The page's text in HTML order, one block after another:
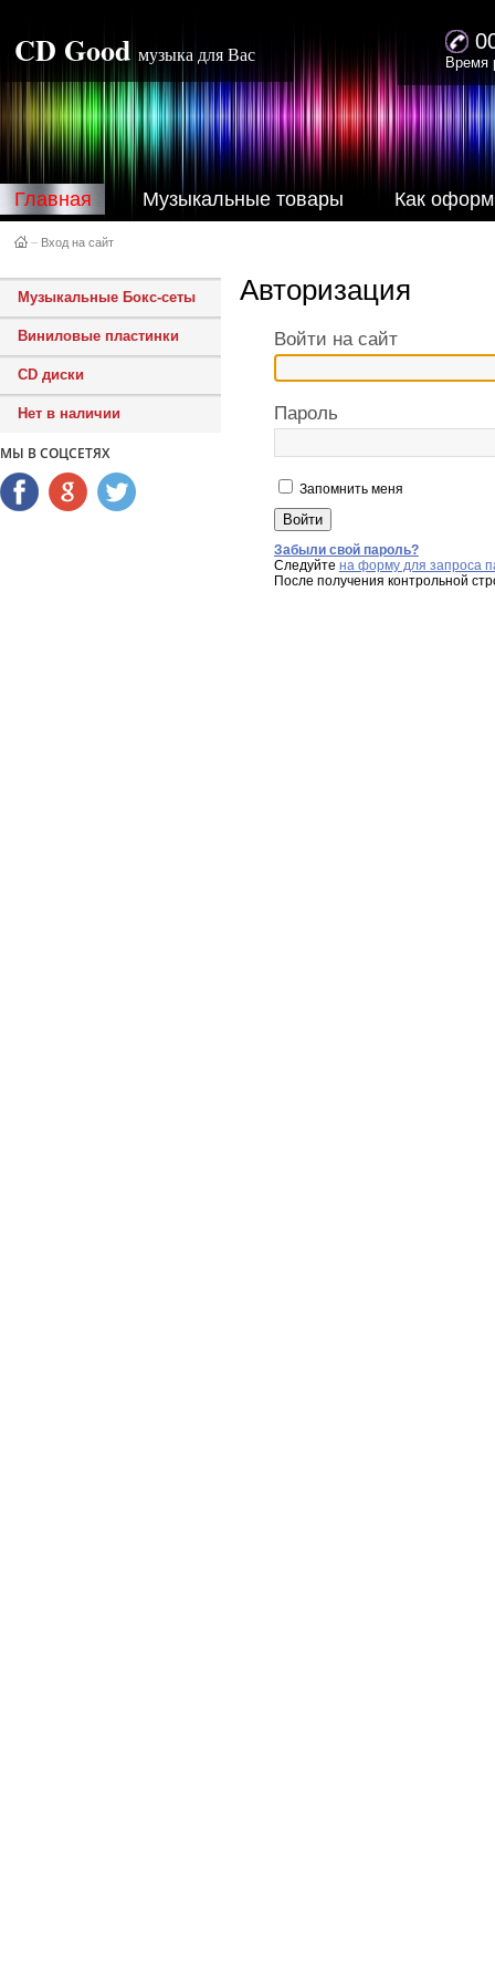
CD Good музыка для Вас Время
Главная Музыкальные товары Как
– Вход на сайт
Музыкальные Бокс-сеты
Виниловые пластинки
CD диски
Нет в наличии
МЫ В СОЦСЕТЯХ
Авторизация
Войти на сайт
Пароль
Запомнить меня
Забыли свой пароль?
Следуйте на форму для запроса
После получения контрольной